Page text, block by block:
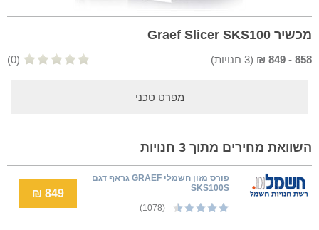
מכשיר Graef Slicer SKS100
858
-
849
₪
(
3 חנויות) (0)
מפרט טכני
השוואת מחירים מתוך 3 חנויות
פורס מזון חשמלי GRAEF גראף דגם
SKS100S
(1078)
849 ₪